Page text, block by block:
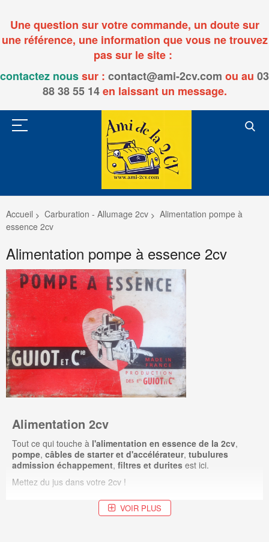
Une question sur votre commande, un doute sur
une référence, une information que vous ne trouvez
pas sur le site :
contactez noussur : contact@ami-2cv.com ou au 03
88 38 55 14en laissant un message.
Accueil Carburation - Allumage 2cv
Alimentation pompe à
essence 2cv
Alimentation pompe à essence 2cv
Alimentation 2cv
Tout ce qui touche à l'alimentation en essence de la 2cv,
pompe, câbles de starter et d'accélérateur, tubulures
admission échappement, filtres et durites est ici.
Mettez du jus dans votre 2cv !
VOIR PLUS